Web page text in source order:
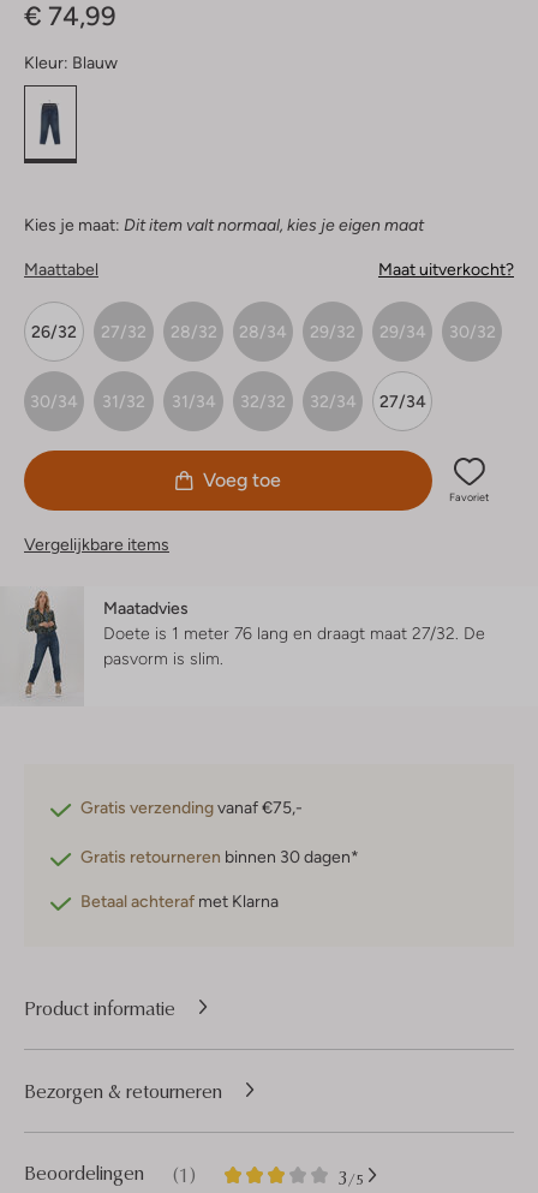
€ 74,99
Kleur: Blauw
Kies je maat: Dit item valt normaal, kies je eigen maat
Maattabel Maat uitverkocht?
26/32 27/32 28/32 28/34 29/32 29/34 30/32
30/34 31/32 31/34 32/32 32/34 27/34
Voeg toe
Favoriet
Vergelijkbare items
Maatadvies
Doete is 1 meter 76 lang en draagt maat 27/32. De
pasvorm is slim
Gratis verzendingvanaf €75,-
Gratis retourneren binnen 30 dagen*
Betaal achteraf met Klarna
Product informatie
Beoordelingen (1) 3/5
1
3
Bezorgen & retourneren